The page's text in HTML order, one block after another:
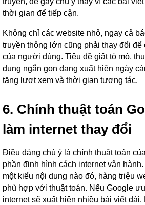
thời gian để tiếp cận.
Không chỉ các website nhỏ, ngay cả
truyền thông lớn cũng phải thay đổi để
của người dùng. Tiêu đề giật tò mò,
dung ngắn gọn đang xuất hiện ngày
tăng lượt xem và thời gian tương tác.
6. Chính thuật toán
làm internet thay đổi
Điều đáng chú ý là chính thuật toán
phần định hình cách internet vận
một kiểu nội dung nào đó, hàng triệu
phù hợp với thuật toán. Nếu Google
internet sẽ xuất hiện nhiều bài viết